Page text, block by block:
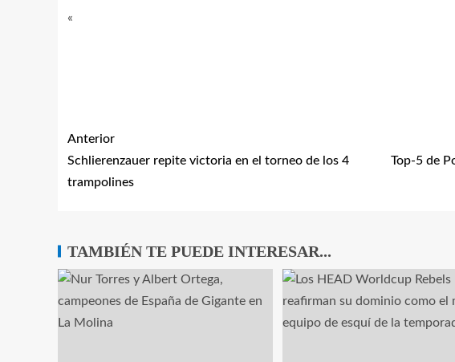
«
Anterior
Schlierenzauer repite victoria en el torneo de los 4
trampolines
Top-5 de
TAMBIÉN TE PUEDE INTERESAR...